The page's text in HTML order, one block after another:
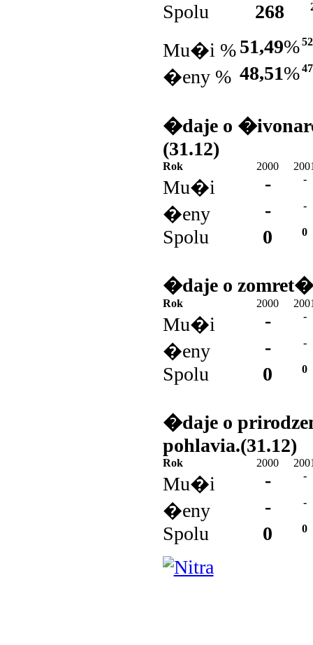
Spolu 268
Mu�i % 51,49%
�eny % 48,51%
�daje o
(31.12)
Rok 2000
Mu�i - -
�eny - -
Spolu 0 0
�daje o
Rok 2000
Mu�i - -
�eny - -
Spolu 0 0
�daje o
pohlavia.(31.12)
Rok 2000
Mu�i - -
�eny - -
Spolu 0 0